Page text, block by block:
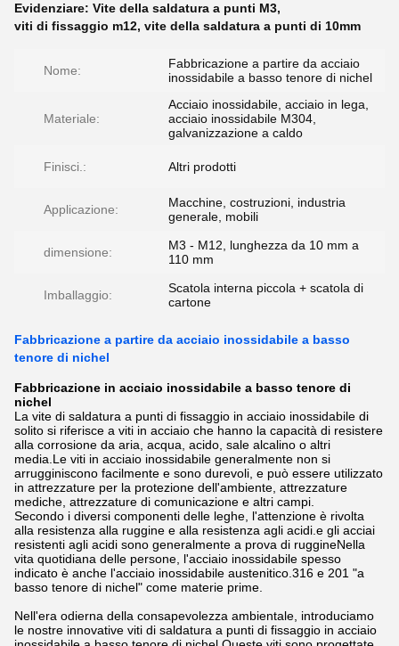
Evidenziare: Vite della saldatura a punti M3,
viti di fissaggio m12, vite della saldatura a punti di 10mm
Nome:
Fabbricazione a partire da acciaio
inossidabile a basso tenore di nichel
Materiale:
Acciaio inossidabile, acciaio in lega,
acciaio inossidabile M304,
galvanizzazione a caldo
Finisci.: Altri prodotti
Applicazione:
Macchine, costruzioni, industria
generale, mobili
dimensione:
M3 - M12, lunghezza da 10 mm a
110 mm
Imballaggio:
Scatola interna piccola + scatola di
cartone
Fabbricazione a partire da acciaio inossidabile a basso
tenore di nichel
Fabbricazione in acciaio inossidabile a basso tenore di
nichel
La vite di saldatura a punti di fissaggio in acciaio inossidabile di
solito si riferisce a viti in acciaio che hanno la capacità di resistere
alla corrosione da aria, acqua, acido, sale alcalino o altri
media.Le viti in acciaio inossidabile generalmente non si
arrugginiscono facilmente e sono durevoli, e può essere utilizzato
in attrezzature per la protezione dell'ambiente, attrezzature
mediche, attrezzature di comunicazione e altri campi.
Secondo i diversi componenti delle leghe, l'attenzione è rivolta
alla resistenza alla ruggine e alla resistenza agli acidi.e gli acciai
resistenti agli acidi sono generalmente a prova di ruggineNella
vita quotidiana delle persone, l'acciaio inossidabile spesso
indicato è anche l'acciaio inossidabile austenitico.316 e 201 "a
basso tenore di nichel" come materie prime.
Nell'era odierna della consapevolezza ambientale, introduciamo
le nostre innovative viti di saldatura a punti di fissaggio in acciaio